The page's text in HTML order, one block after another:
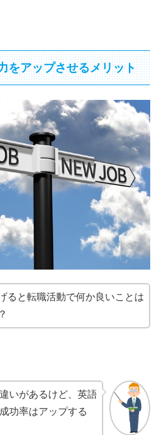
をアップさせるメリット
ると転職活動で何か良いことは
いがあるけど、英語
功率はアップする